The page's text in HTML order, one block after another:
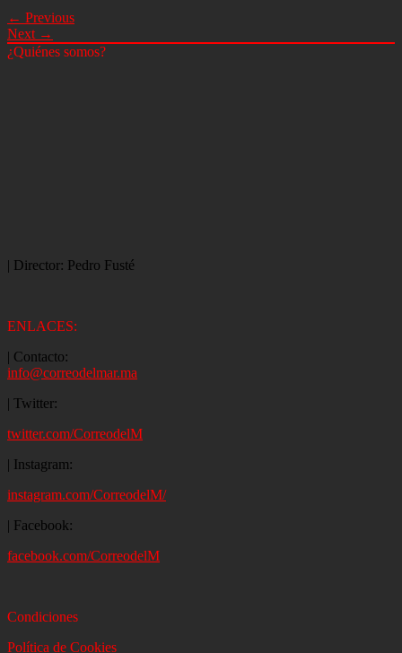
← Previous
Next →
¿Quiénes somos?
| Director: Pedro Fusté
ENLACES:
| Contacto:
info@correodelmar.ma
| Twitter:
twitter.com/CorreodelM
| Instagram:
instagram.com/CorreodelM/
| Facebook:
facebook.com/CorreodelM
Condiciones
Política de Cookies